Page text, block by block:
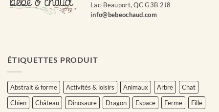
Lac-Beauport, QC G3B 2J8
info@bebeochaud.com
ÉTIQUETTES PRODUIT
Abstrait & forme Activités & loisirs Animaux Arbre
Chat
Chien
Château Dinosaure Dragon Espace Ferme
Fille